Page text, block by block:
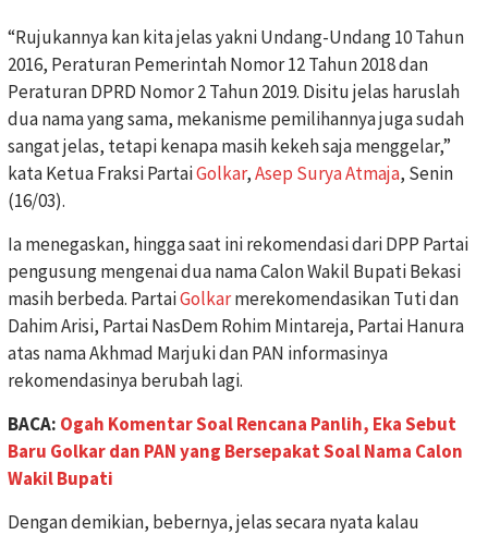
“Rujukannya kan kita jelas yakni Undang-Undang 10 Tahun
2016, Peraturan Pemerintah Nomor 12 Tahun 2018 dan
Peraturan DPRD Nomor 2 Tahun 2019. Disitu jelas haruslah
dua nama yang sama, mekanisme pemilihannya juga sudah
sangat jelas, tetapi kenapa masih kekeh saja menggelar,”
kata Ketua Fraksi PartaiGolkar,Asep Surya Atmaja, Senin
(16/03).
Ia menegaskan, hingga saat ini rekomendasi dari DPP Partai
pengusung mengenai dua nama Calon Wakil Bupati Bekasi
masih berbeda. PartaiGolkarmerekomendasikan Tuti dan
Dahim Arisi, Partai NasDem Rohim Mintareja, Partai Hanura
atas nama Akhmad Marjuki dan PAN informasinya
rekomendasinya berubah lagi.
BACA: Ogah Komentar Soal Rencana Panlih, Eka Sebut
Baru Golkar dan PAN yang Bersepakat Soal Nama Calon
Wakil Bupati
Dengan demikian, bebernya, jelas secara nyata kalau